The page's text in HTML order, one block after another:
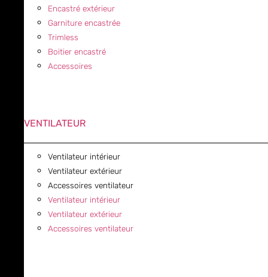
Encastré extérieur
Garniture encastrée
Trimless
Boitier encastré
Accessoires
VENTILATEUR
Ventilateur intérieur
Ventilateur extérieur
Accessoires ventilateur
Ventilateur intérieur
Ventilateur extérieur
Accessoires ventilateur